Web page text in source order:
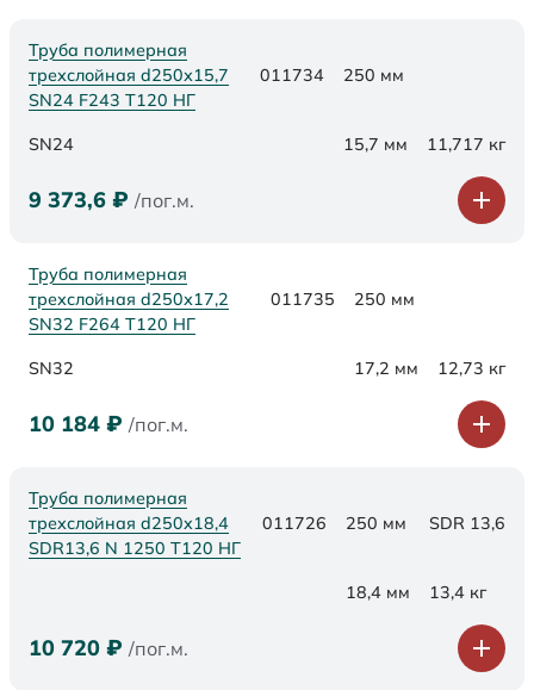
Труба полимерная
трехслойная d250х15,7
SN24 F243 Т120 НГ
011734 250 мм
SN24 15,7 мм 11,717 кг
9 373,6 ₽ /пог.м.
Труба полимерная
трехслойная d250х17,2
SN32 F264 Т120 НГ
011735 250 мм
SN32 17,2 мм 12,73 кг
10 184 ₽ /пог.м.
Труба полимерная
трехслойная d250x18,4
SDR13,6 N 1250 Т120 НГ
011726 250 мм SDR 13,6
18,4 мм 13,4 кг
10 720 ₽ /пог.м.